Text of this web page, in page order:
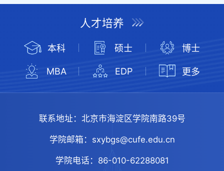
人才培养
本科 硕士 博士
MBA EDP 更多
联系地址： 北京市海淀区学院南路39号
学院邮箱： sxybgs@cufe.edu.cn
学院电话： 86-010-62288081